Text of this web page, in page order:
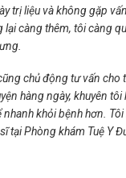
trị liệu và không gặp
lại càng thêm, tôi càng
chủ động tư vấn cho
hàng ngày, khuyên
khỏi bệnh hơn.
tạiPhòng khám Tuệ Y